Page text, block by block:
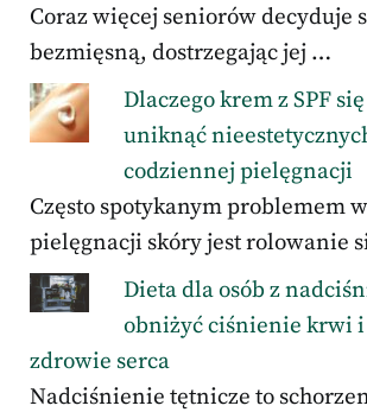
Coraz więcej seniorów decyduje
bezmięsną, dostrzegając jej …
Dlaczego krem z SPF
uniknąć
codziennej pielęgnacji
Często spotykanym problemem
pielęgnacji skóry jest rolowanie
Dieta dla osób z
obniżyć ciśnienie krwi
zdrowie serca
Nadciśnienie tętnicze to